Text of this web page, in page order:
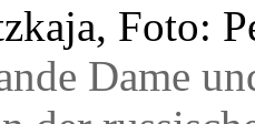
Foto:
Dame